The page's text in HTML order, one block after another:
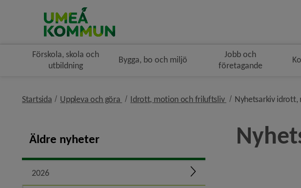
Förskola, skola och
utbildning
Bygga, bo och miljö
Jobb och
företagande
Startsida Uppleva och göra nivå i brödsmulenavigeringen
Idrott, motion och friluftsliv nivå i
Nyhetsarkiv
Äldre nyheter
2026 Expandera